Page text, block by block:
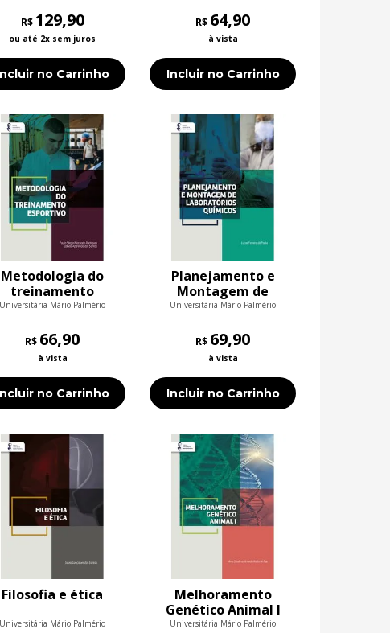
R$ 129,90
ou até 2x sem juros
no Carrinho
R$ 64,90
à vista
Incluir no Carrinho
Metodologia do
treinamento
esportivo
Universitária Mário Palmério
R$ 66,90
à vista
no Carrinho
Planejamento e
Montagem de
Laboratórios
Universitária Mário Palmério
R$ 69,90
à vista
Incluir no Carrinho
Filosofia e ética
Universitária Mário Palmério
Melhoramento
Genético Animal I
Universitária Mário Palmério